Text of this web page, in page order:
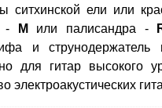
ситхинской ели или
-
М или палисандра -
и
для гитар
электроакустических